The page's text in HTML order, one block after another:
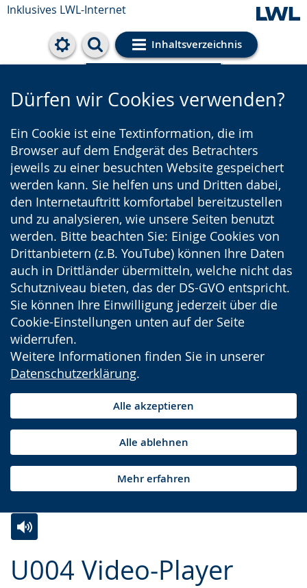
Inklusives LWL-Internet
Inhaltsverzeichnis
Cookie-Einstellungen
Dürfen wir Cookies verwenden?
Ein Cookie ist eine Textinformation, die im
Browser auf dem Endgerät des Betrachters
jeweils zu einer besuchten Website gespeichert
werden kann. Sie helfen uns und Dritten dabei,
den Internetauftritt komfortabel bereitzustellen
und zu analysieren, wie unsere Seiten benutzt
werden. Bitte beachten Sie: Einige Cookies von
Drittanbietern (z.B. YouTube) können Ihre Daten
auch in Drittländer übermitteln, welche nicht das
Schutzniveau bieten, das der DS-GVO entspricht.
Sie können Ihre Einwilligung jederzeit über die
Cookie-Einstellungen unten auf der Seite
widerrufen.
Weitere Informationen finden Sie in unserer
Datenschutzerklärung.
Alle akzeptieren
Alle ablehnen
Mehr erfahren
U004 Video-Player
Leichten
Audio-
Video